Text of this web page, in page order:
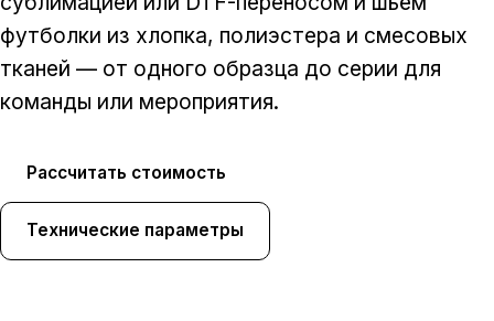
футболки из хлопка, полиэстера и смесовых
тканей — от одного образца до серии для
команды или мероприятия.
Рассчитать стоимость
Технические параметры